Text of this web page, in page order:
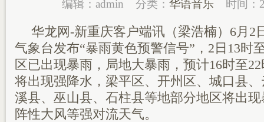
编辑：admin 分类： 华语音乐 时间：
华龙网-新重庆客户端讯（梁浩楠）6月2
气象台发布“暴雨黄色预警信号”，2日13时
区已出现暴雨，局地大暴雨，预计16时至
将出现强降水，梁平区、开州区、城口县
溪县、巫山县、石柱县等地部分地区将出
阵性大风等强对流天气。